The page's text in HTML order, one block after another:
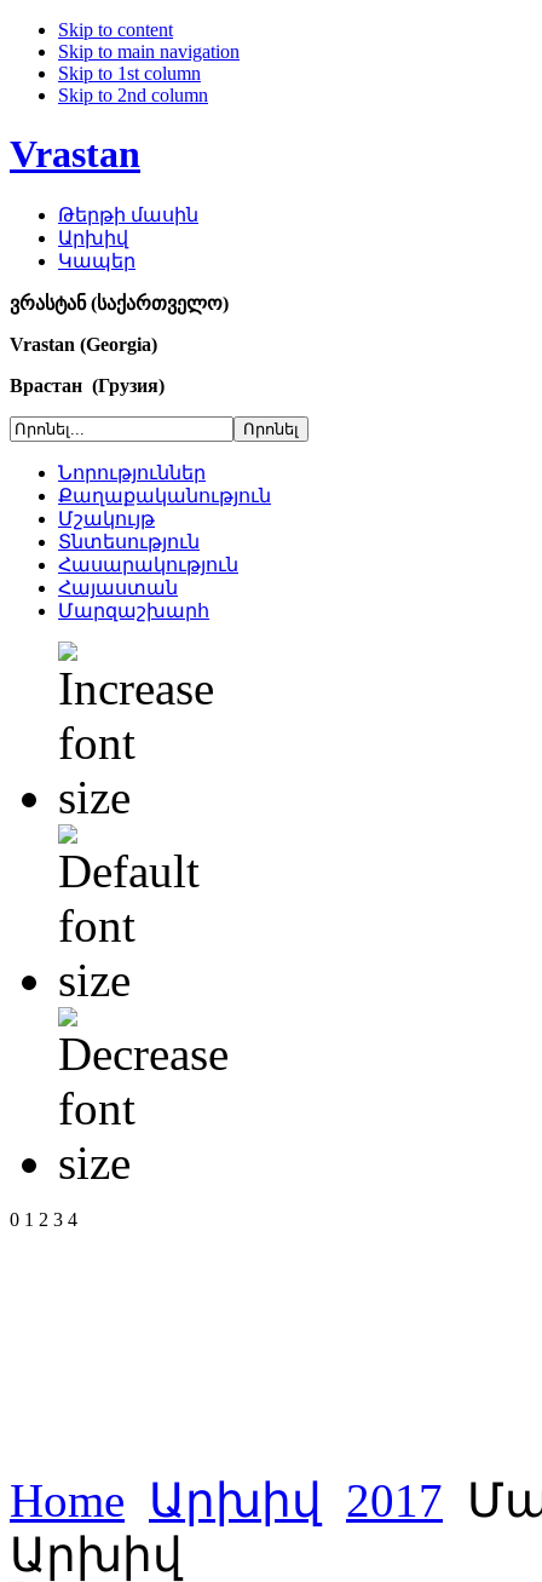
Skip to content
Skip to main navigation
Skip to 1st column
Skip to 2nd column
Vrastan
Թերթի մասին
Արխիվ
Կապեր
ვრასტან (საქართველო)
Vrastan (Georgia)
Врастан (Грузия)
Նորություններ
Քաղաքականություն
Մշակույթ
Տնտեսություն
Հասարակություն
Հայաստան
Մարզաշխարհ
0 1 2 3 4
Home Արխիվ 2017
Արխիվ